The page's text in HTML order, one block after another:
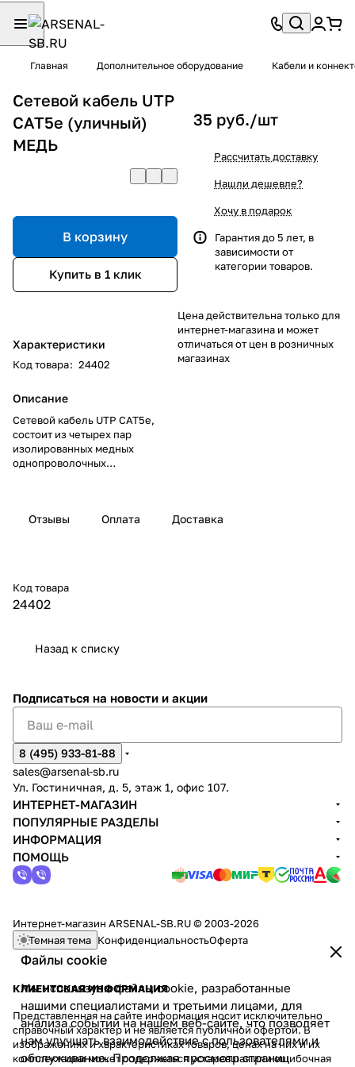
Главная Дополнительное оборудование Кабели и
Сетевой кабель UTP
CAT5e (уличный)
МЕДЬ
В корзину
Купить в 1 клик
Характеристики
Код товара: 24402
Описание
Сетевой кабель UTP CAT5e,
состоит из четырех пар
изолированных медных
однопроволочных
оболочки - вспененный
35 руб./шт
Рассчитать доставку
Нашли дешевле?
Хочу в подарок
Гарантия до 5 лет, в
зависимости от
категории товаров.
Цена действительна только для
интернет-магазина и может
отличаться от цен в розничных
магазинах
Отзывы Оплата Доставка
Код товара
24402
Назад к списку
Файлы cookie
Мы используем файлы cookie, разработанные
нашими специалистами и третьими лицами, для
анализа событий на нашем веб-сайте, что позволяет
нам улучшать взаимодействие с пользователями и
обслуживание. Продолжая просмотр страниц
Подписаться на новости и акции
8 (495) 933-81-88
sales@arsenal-sb.ru
Ул. Гостиничная, д. 5, этаж 1, офис 107.
ИНТЕРНЕТ-МАГАЗИН
ПОПУЛЯРНЫЕ РАЗДЕЛЫ
ИНФОРМАЦИЯ
ПОМОЩЬ
Интернет-магазин ARSENAL-SB.RU © 2003-2026
Темная тема КонфиденциальностьОферта
КЛИЕНТСКАЯ ИНФОРМАЦИЯ
Представленная на сайте информация носит исключительно
справочный характер и не является публичной офертой. В
изображениях и характеристиках товаров, ценах на них и их
комплектации может содержаться устаревшая или ошибочная